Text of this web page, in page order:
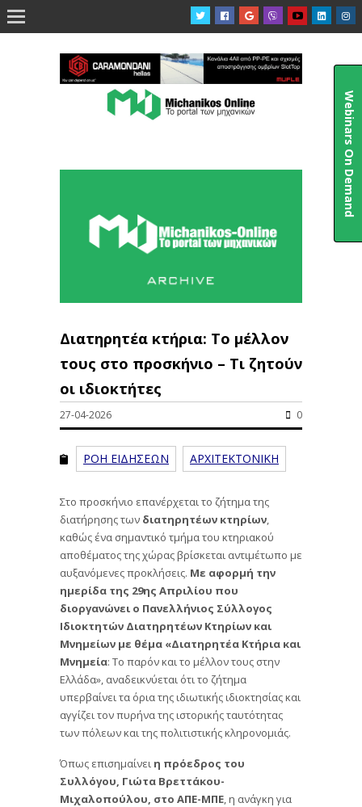

Διατηρητέα κτήρια: Το μέλλον
τους στο προσκήνιο – Τι ζητούν
οι ιδιοκτήτες
27-04-2026 0
ΡΟΗ ΕΙΔΗΣΕΩΝ ΑΡΧΙΤΕΚΤΟΝΙΚΗ
Στο προσκήνιο επανέρχεται το ζήτημα της
διατήρησης των διατηρητέων κτηρίων,
καθώς ένα σημαντικό τμήμα του κτηριακού
αποθέματος της χώρας βρίσκεται αντιμέτωπο με
αυξανόμενες προκλήσεις. Με αφορμή την
ημερίδα της 29ης Απριλίου που
διοργανώνει ο Πανελλήνιος Σύλλογος
Ιδιοκτητών Διατηρητέων Κτηρίων και
Μνημείων με θέμα «Διατηρητέα Κτήρια και
Μνημεία: Το παρόν και το μέλλον τους στην
Ελλάδα», αναδεικνύεται ότι το ζήτημα
υπερβαίνει τα όρια της ιδιωτικής ιδιοκτησίας και
αγγίζει τον πυρήνα της ιστορικής ταυτότητας
των πόλεων και της πολιτιστικής κληρονομιάς.
Όπως επισημαίνει η πρόεδρος του
Συλλόγου, Γιώτα Βρεττάκου-
Μιχαλοπούλου, στο ΑΠΕ-ΜΠΕ , η ανάγκη για
Webinars On Demand